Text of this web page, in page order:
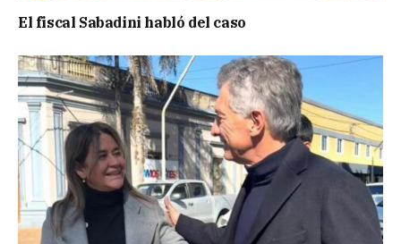
El fiscal Sabadini habló del caso